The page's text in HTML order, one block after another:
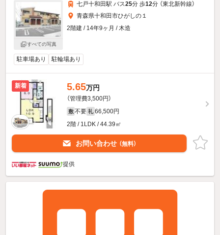
すべての写真
七戸十和田駅 バス25分 歩12分 （東北新幹線）
青森県十和田市ひがしの１
2階建 / 14年9ヶ月 / 木造
駐車場あり 駐輪場あり
新着 5.65万円
（管理費3,500円）
敷 不要 礼 66,500円
2階 / 1LDK / 44.39㎡
お問い合わせ （無料）
提供